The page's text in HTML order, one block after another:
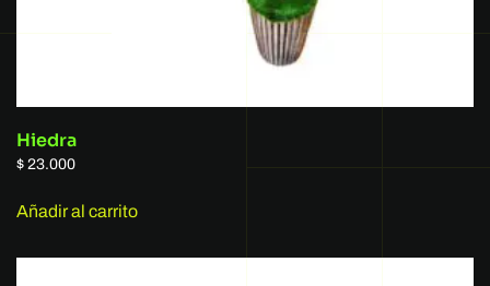
Hiedra
$ 23.000
Añadir al carrito